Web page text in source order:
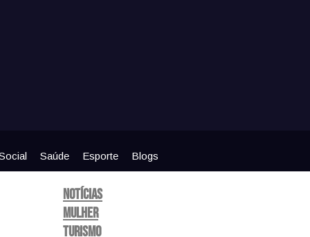
Saúde Esporte Blogs
Notícias
Mulher
Turismo